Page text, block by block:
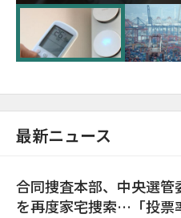
に需給対応体制を点検
最新ニュース
合同捜査本部、中央選管
を再度家宅捜索…「投票